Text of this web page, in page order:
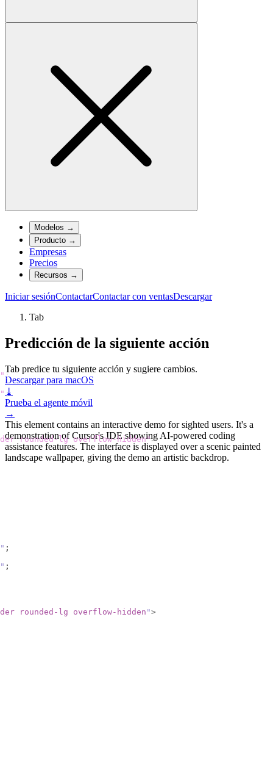
Modelos →
Producto →
Empresas
Precios
Recursos →
Iniciar sesiónContactarContactar con ventasDescargar
Tab
Predicción de la siguiente acción
Tab predice tu siguiente acción y sugiere cambios.
Descargar para macOS
⤓
Prueba el agente móvil
→
This element contains an interactive demo for sighted users. It's a
demonstration of Cursor's IDE showing AI-powered coding
assistance features. The interface is displayed over a scenic painted
landscape wallpaper, giving the demo an artistic backdrop.
;
;
rounded-lg overflow-hidden">
" ;
" ;
rounded-lg overflow-hidden ">